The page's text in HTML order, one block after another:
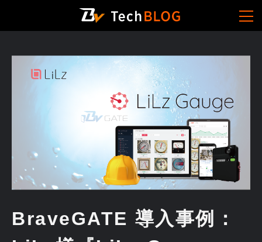
BraveGATE 導入事例：